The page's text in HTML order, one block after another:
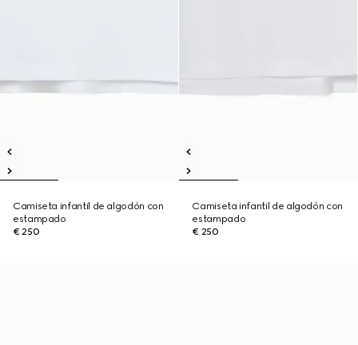
Camiseta infantil de algodón con
estampado
€ 250
Camiseta infantil de algodón con
estampado
€ 250